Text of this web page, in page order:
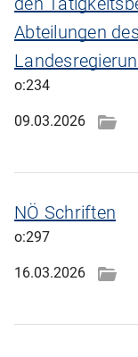
Abteilungen
o:234
09.03.2026
NÖ Schriften
o:297
16.03.2026